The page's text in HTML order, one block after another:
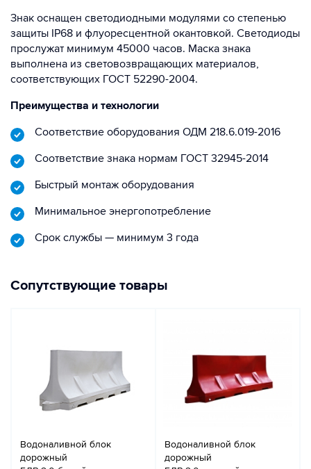
Знак оснащен светодиодными модулями со степенью
защиты IP68 и флуоресцентной окантовкой. Светодиоды
прослужат минимум 45000 часов. Маска знака
выполнена из световозвращающих материалов,
соответствующих ГОСТ 52290-2004.
Преимущества и технологии
Соответствие оборудования ОДМ 218.6.019-2016
Соответствие знака нормам ГОСТ 32945-2014
Быстрый монтаж оборудования
Минимальное энергопотребление
Срок службы — минимум 3 года
Сопутствующие товары
Водоналивной блок
дорожный
Водоналивной блок
дорожный